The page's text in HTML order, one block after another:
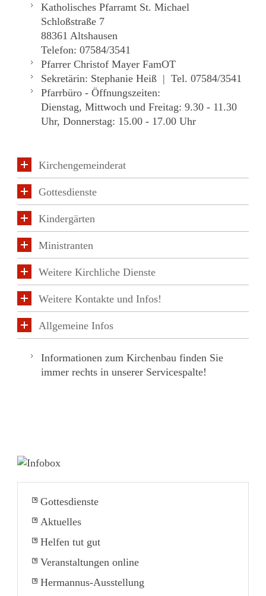
Katholisches Pfarramt St. Michael
Schloßstraße 7
88361 Altshausen
Telefon: 07584/3541
Pfarrer Christof Mayer FamOT
Sekretärin: Stephanie Heiß | Tel. 07584/3541
Pfarrbüro - Öffnungszeiten:
Dienstag, Mittwoch und Freitag: 9.30 - 11.30
Uhr, Donnerstag: 15.00 - 17.00 Uhr
Kirchengemeinderat
Gottesdienste
Kindergärten
Ministranten
Weitere Kirchliche Dienste
Weitere Kontakte und Infos!
Allgemeine Infos
Informationen zum Kirchenbau finden Sie
immer rechts in unserer Servicespalte!
Gottesdienste
Aktuelles
Helfen tut gut
Veranstaltungen online
Hermannus-Ausstellung